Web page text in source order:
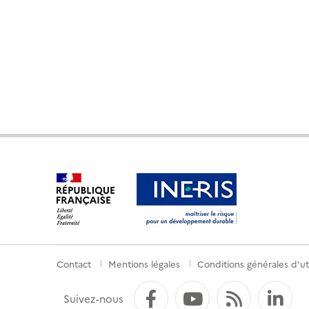
Menu
de
Contact Mentions légales Conditions générales
Suivez-nous FacebookYouTube
Flux RSS